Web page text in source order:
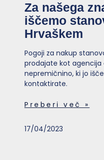
Za našega
iščemo
Hrvaškem
Pogoji za nakup
prodajate kot agencija
nepremičnino, ki jo
kontaktirate.
Preberi več »
17/04/2023